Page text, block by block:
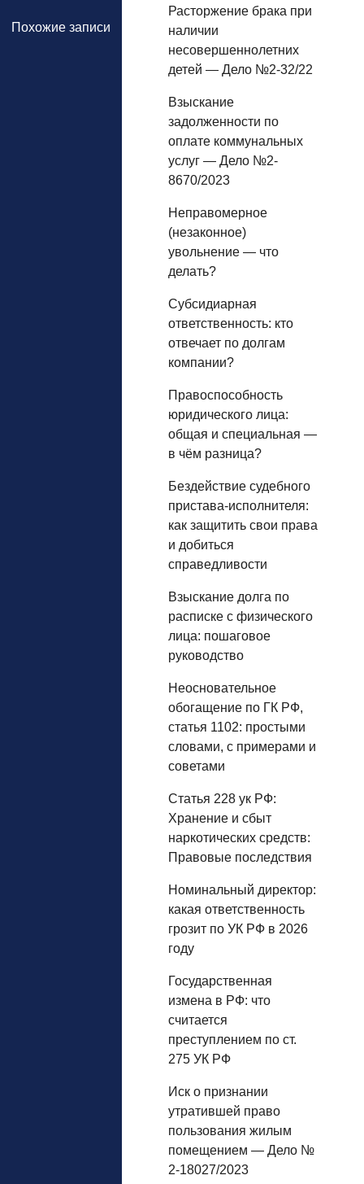
Похожие записи
Расторжение брака при
наличии
несовершеннолетних
детей — Дело №2-32/22
Взыскание
задолженности по
оплате коммунальных
услуг — Дело №2-
8670/2023
Неправомерное
(незаконное)
увольнение — что
делать?
Субсидиарная
ответственность: кто
отвечает по долгам
компании?
Правоспособность
юридического лица:
общая и специальная —
в чём разница?
Бездействие судебного
пристава-исполнителя:
как защитить свои права
и добиться
справедливости
Взыскание долга по
расписке с физического
лица: пошаговое
руководство
Неосновательное
обогащение по ГК РФ,
статья 1102: простыми
словами, с примерами и
советами
Статья 228 ук РФ:
Хранение и сбыт
наркотических средств:
Правовые последствия
Номинальный директор:
какая ответственность
грозит по УК РФ в 2026
году
Государственная
измена в РФ: что
считается
преступлением по ст.
275 УК РФ
Иск о признании
утратившей право
пользования жилым
помещением — Дело №
2-18027/2023